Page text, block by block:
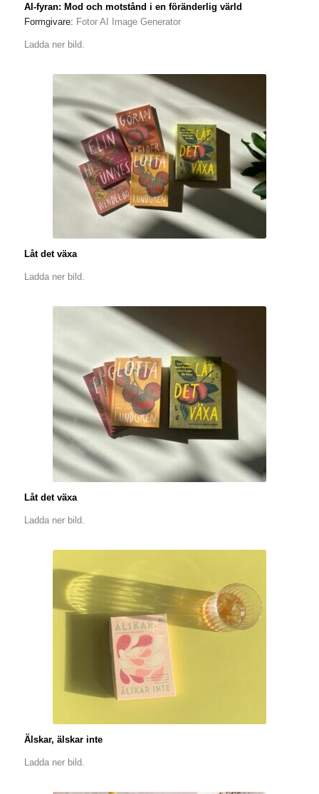
AI-fyran: Mod och motstånd i en föränderlig värld
Formgivare: Fotor AI Image Generator
Ladda ner bild.
Låt det växa
Ladda ner bild.
Låt det växa
Ladda ner bild.
Älskar, älskar inte
Ladda ner bild.